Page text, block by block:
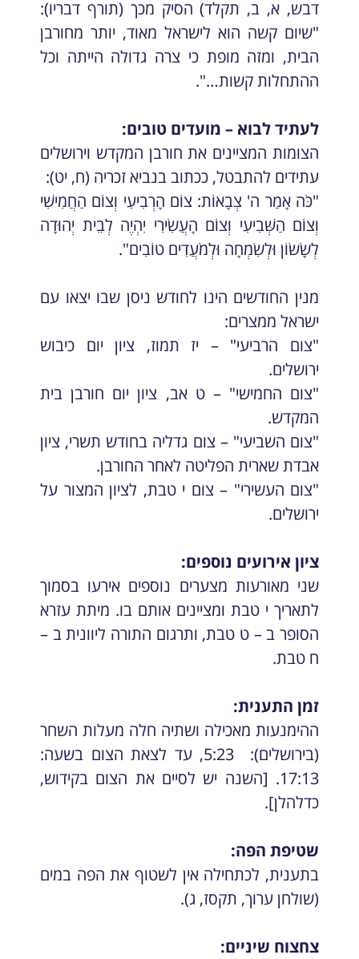
דבש, א, ב, תקלד) הסיק מכך (תורף דבריו):
"שיום קשה הוא לישראל מאוד, יותר מחורבן
הבית, ומזה מופת כי צרה גדולה הייתה וכל
ההתחלות קשות…".
לעתיד לבוא – מועדים טובים:
הצומות המציינים את חורבן המקדש וירושלים
עתידים להתבטל, ככתוב בנביא זכריה (ח, יט):
"כֹּה אָמַר ה' צְבָאוֹת: צוֹם הָרְבִיעִי וְצוֹם הַחֲמִישִׁי
וְצוֹם הַשְּׁבִיעִי וְצוֹם הָעֲשִׂירִי יִהְיֶה לְבֵית יְהוּדָה
לְשָׂשׂוֹן וּלְשִׂמְחָה וּלְמֹעֲדִים טוֹבִים".
מנין החודשים הינו לחודש ניסן שבו יצאו עם
ישראל ממצרים:
"צום הרביעי" – יז תמוז, ציון יום כיבוש
ירושלים.
"צום החמישי" – ט אב, ציון יום חורבן בית
המקדש.
"צום השביעי" – צום גדליה בחודש תשרי, ציון
אבדת שארית הפליטה לאחר החורבן.
"צום העשירי" – צום י טבת, לציון המצור על
ירושלים.
ציון אירועים נוספים:
שני מאורעות מצערים נוספים אירעו בסמוך
לתאריך י טבת ומציינים אותם בו. מיתת עזרא
הסופר ב – ט טבת, ותרגום התורה ליוונית ב –
ח טבת.
זמן התענית:
ההימנעות מאכילה ושתיה חלה מעלות השחר
(בירושלים): 5:23, עד לצאת הצום בשעה:
17:13. [השנה יש לסיים את הצום בקידוש,
כדלהלן].
שטיפת הפה:
בתענית, לכתחילה אין לשטוף את הפה במים
(שולחן ערוך, תקסז, ג).
צחצוח שיניים: